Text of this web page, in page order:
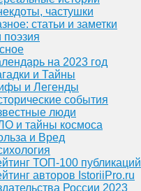
частушки
статьи и заметки
поэзия
на 2023 год
и Тайны
и Легенды
события
люди
и тайны космоса
и Вред
ТОП-100 публикаций
авторов IstoriiPro.ru
России 2023